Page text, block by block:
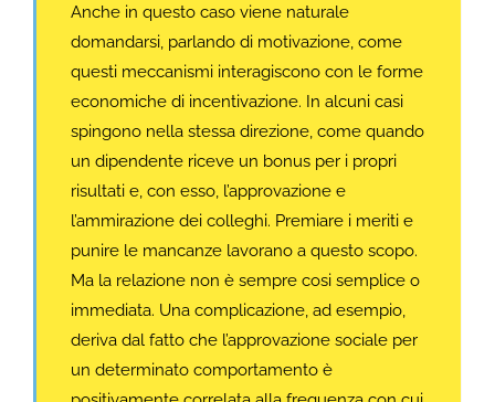
Anche in questo caso viene naturale
domandarsi, parlando di motivazione, come
questi meccanismi interagiscono con le forme
economiche di incentivazione. In alcuni casi
spingono nella stessa direzione, come quando
un dipendente riceve un bonus per i propri
risultati e, con esso, l’approvazione e
l’ammirazione dei colleghi. Premiare i meriti e
punire le mancanze lavorano a questo scopo.
Ma la relazione non è sempre cosi semplice o
immediata. Una complicazione, ad esempio,
deriva dal fatto che l’approvazione sociale per
un determinato comportamento è